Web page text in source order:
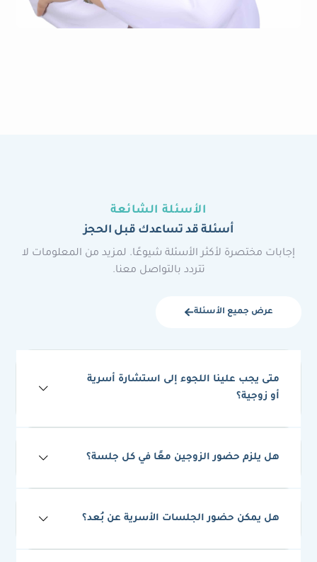
الأسئلة الشائعة
أسئلة قد تساعدك قبل الحجز
إجابات مختصرة لأكثر الأسئلة شيوعًا. لمزيد من المعلومات لا
تتردد بالتواصل معنا.
عرض جميع الأسئلة
متى يجب علينا اللجوء إلى استشارة أسرية
أو زوجية؟
هل يلزم حضور الزوجين معًا في كل جلسة؟
هل يمكن حضور الجلسات الأسرية عن بُعد؟